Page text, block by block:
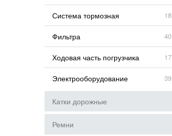
Система тормозная 18
Фильтра 40
Ходовая часть погрузчика 17
Электрооборудование 39
Катки дорожные
Ремни